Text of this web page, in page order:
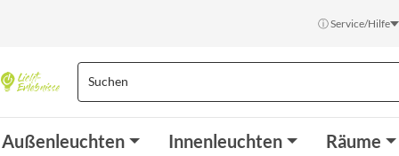
ⓘ Service/Hilfe
Außenleuchten Innenleuchten Räume